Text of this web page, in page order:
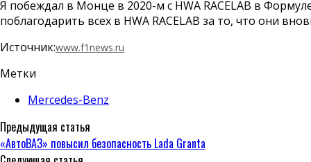
Я побеждал в Монце в 2020-м с HWA RACELAB в
поблагодарить всех в HWA RACELAB за то, что они
Источник:www.f1news.ru
Метки
Mercedes-Benz
Предыдущая статья
«АвтоВАЗ» повысил безопасность Lada Granta